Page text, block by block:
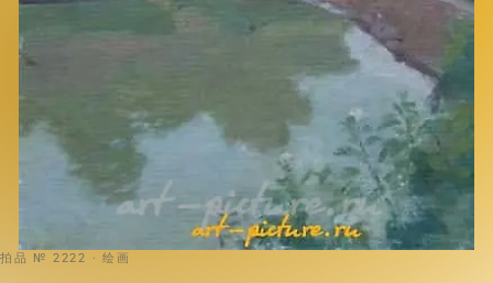
拍品 № 2222 · 绘画